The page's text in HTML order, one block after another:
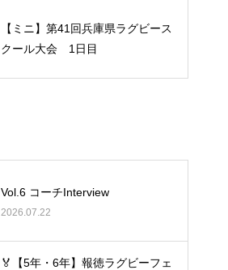
【ミニ】第41回兵庫県ラグビース
クール大会 1日目
Vol.6 コーチInterview
2026.07.22
🏅【5年・6年】報徳ラグビーフェ